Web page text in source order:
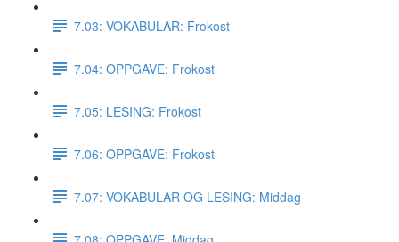
7.03: VOKABULAR: Frokost
7.04: OPPGAVE: Frokost
7.05: LESING: Frokost
7.06: OPPGAVE: Frokost
7.07: VOKABULAR OG LESING: Middag